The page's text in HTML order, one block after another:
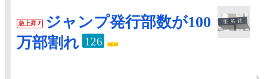
急上昇
ジャンプ発行部数が100
万部割れ 126